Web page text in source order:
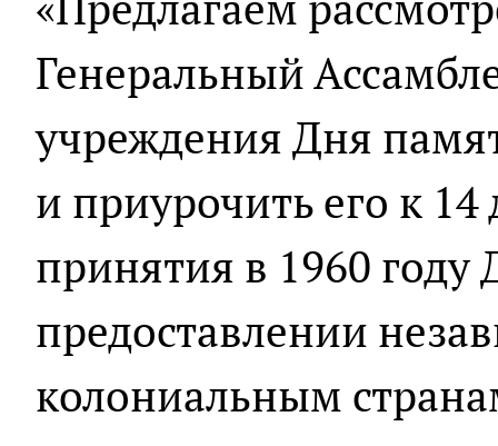
Генеральный
учреждения Дня
и приурочить его к 14
принятия в 1960 году
предоставлении
колониальным